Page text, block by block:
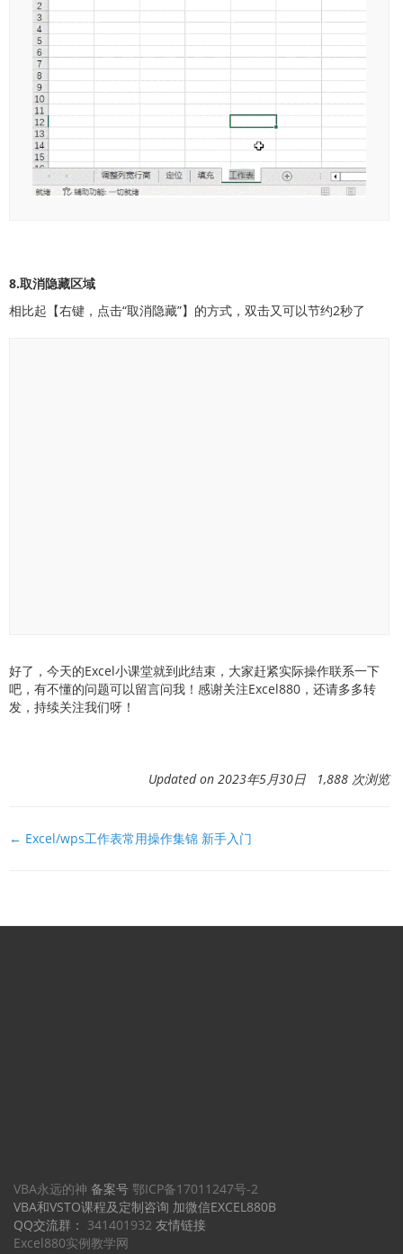
8.取消隐藏区域
相比起【右键，点击“取消隐藏”】的方式，双击又可以节约2秒了
好了，今天的Excel小课堂就到此结束，大家赶紧实际操作联系一下
吧，有不懂的问题可以留言问我！感谢关注Excel880，还请多多转
发，持续关注我们呀！
Updated on 2023年5月30日 1,888 次浏览
文
← Excel/wps工作表常用操作集锦 新手入门
VBA永远的神 备案号 鄂ICP备17011247号-2
VBA和VSTO课程及定制咨询 加微信EXCEL880B
QQ交流群： 341401932 友情链接
Excel880实例教学网